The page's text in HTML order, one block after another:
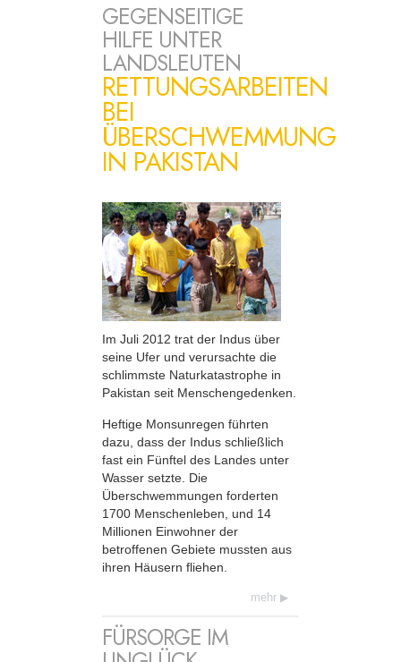
GEGENSEITIGE
HILFE UNTER
LANDSLEUTEN
RETTUNGSARBEITEN
BEI
ÜBERSCHWEMMUNG
IN PAKISTAN
Im Juli 2012 trat der Indus über
seine Ufer und verursachte die
schlimmste Naturkatastrophe in
Pakistan seit Menschengedenken.
Heftige Monsunregen führten
dazu, dass der Indus schließlich
fast ein Fünftel des Landes unter
Wasser setzte. Die
Überschwemmungen forderten
1700 Menschenleben, und 14
Millionen Einwohner der
betroffenen Gebiete mussten aus
ihren Häusern fliehen.
mehr
FÜRSORGE IM